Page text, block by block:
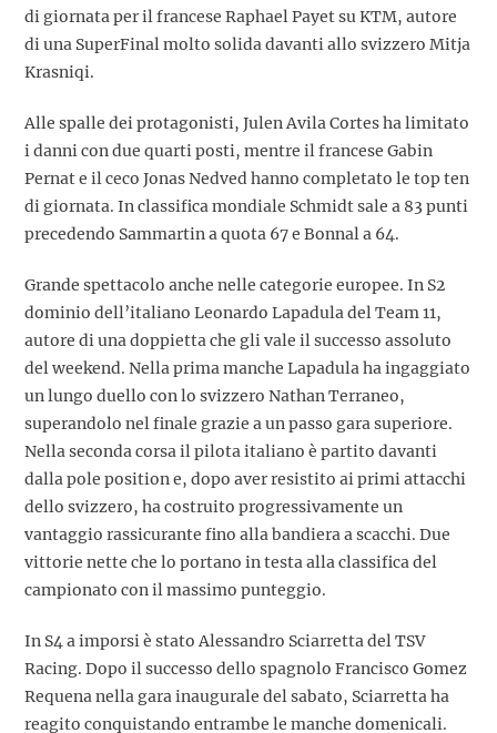
di giornata per il francese Raphael Payet su KTM, autore
di una SuperFinal molto solida davanti allo svizzero Mitja
Krasniqi.
Alle spalle dei protagonisti, Julen Avila Cortes ha limitato
i danni con due quarti posti, mentre il francese Gabin
Pernat e il ceco Jonas Nedved hanno completato le top ten
di giornata. In classifica mondiale Schmidt sale a 83 punti
precedendo Sammartin a quota 67 e Bonnal a 64.
Grande spettacolo anche nelle categorie europee. In S2
dominio dell’italiano Leonardo Lapadula del Team 11,
autore di una doppietta che gli vale il successo assoluto
del weekend. Nella prima manche Lapadula ha ingaggiato
un lungo duello con lo svizzero Nathan Terraneo,
superandolo nel finale grazie a un passo gara superiore.
Nella seconda corsa il pilota italiano è partito davanti
dalla pole position e, dopo aver resistito ai primi attacchi
dello svizzero, ha costruito progressivamente un
vantaggio rassicurante fino alla bandiera a scacchi. Due
vittorie nette che lo portano in testa alla classifica del
campionato con il massimo punteggio.
In S4 a imporsi è stato Alessandro Sciarretta del TSV
Racing. Dopo il successo dello spagnolo Francisco Gomez
Requena nella gara inaugurale del sabato, Sciarretta ha
reagito conquistando entrambe le manche domenicali.